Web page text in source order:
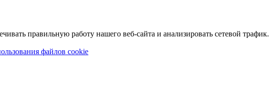
правильную работу нашего веб-сайта и анализировать сетевой трафик.
файлов cookie